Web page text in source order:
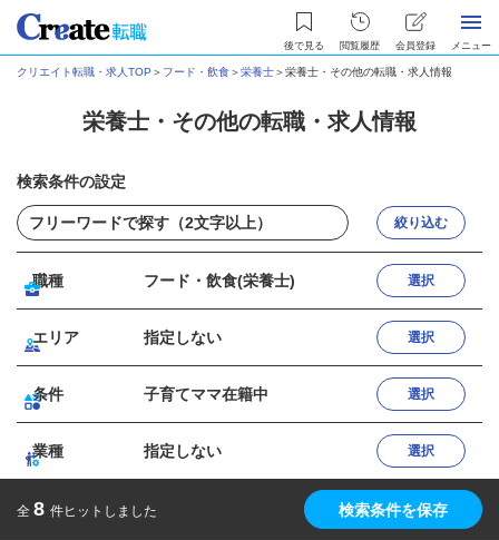
後で見る 閲覧履歴 会員登録 メニュー
クリエイト転職・求人TOP ＞ フード・飲食＞栄養士＞栄養士・その他の転職・求人情報
栄養士・その他の転職・求人情報
検索条件の設定
絞り込む
職種 フード・飲食(栄養士) 選択
エリア 指定しない 選択
条件 子育てママ在籍中 選択
業種 指定しない 選択
全 8 件ヒットしました 検索条件を保存